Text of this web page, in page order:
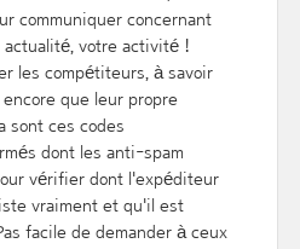
communiquer concernant
votre activité !
les compétiteurs, à savoir
que leur propre
sont ces codes
dont les anti-spam
vérifier dont l'expéditeur
vraiment et qu'il est
facile de demander à ceux